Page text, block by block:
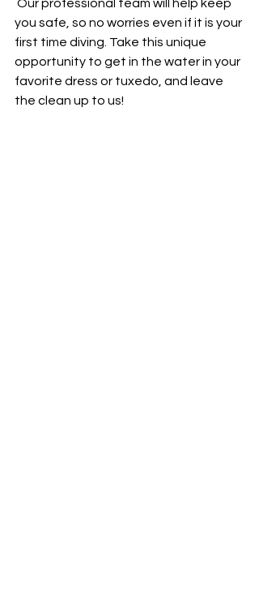
you safe, so no worries even if it is your
first time diving. Take this unique
opportunity to get in the water in your
favorite dress or tuxedo, and leave
the clean up to us!